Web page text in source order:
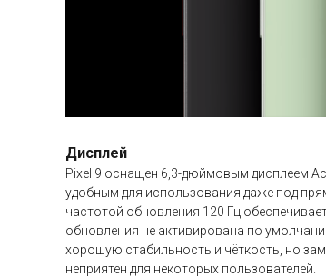
Дисплей
Pixel 9 оснащен 6,3-дюймовым дисплеем
удобным для использования даже под
частотой обновления 120 Гц
обновления не активирована по
хорошую стабильность и чёткость, но
неприятен для некоторых пользователей.